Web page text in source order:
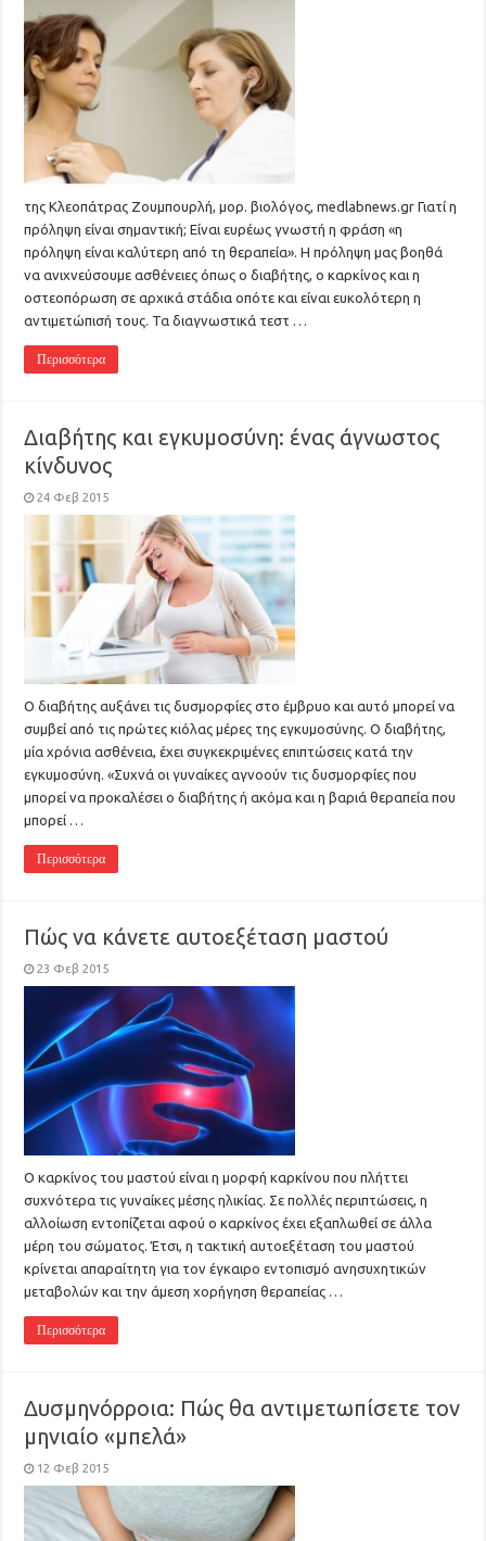
της Κλεοπάτρας Ζουμπουρλή, μορ. βιολόγος, medlabnews.gr Γιατί η
πρόληψη είναι σημαντική; Είναι ευρέως γνωστή η φράση «η
πρόληψη είναι καλύτερη από τη θεραπεία». Η πρόληψη μας βοηθά
να ανιχνεύσουμε ασθένειες όπως ο διαβήτης, ο καρκίνος και η
οστεοπόρωση σε αρχικά στάδια οπότε και είναι ευκολότερη η
αντιμετώπισή τους. Τα διαγνωστικά τεστ …
Περισσότερα
Διαβήτης και εγκυμοσύνη: ένας άγνωστος
κίνδυνος
24 Φεβ 2015
Ο διαβήτης αυξάνει τις δυσμορφίες στο έμβρυο και αυτό μπορεί να
συμβεί από τις πρώτες κιόλας μέρες της εγκυμοσύνης. Ο διαβήτης,
μία χρόνια ασθένεια, έχει συγκεκριμένες επιπτώσεις κατά την
εγκυμοσύνη. «Συχνά οι γυναίκες αγνοούν τις δυσμορφίες που
μπορεί να προκαλέσει ο διαβήτης ή ακόμα και η βαριά θεραπεία που
μπορεί …
Περισσότερα
Πώς να κάνετε αυτοεξέταση μαστού
23 Φεβ 2015
Ο καρκίνος του μαστού είναι η μορφή καρκίνου που πλήττει
συχνότερα τις γυναίκες μέσης ηλικίας. Σε πολλές περιπτώσεις, η
αλλοίωση εντοπίζεται αφού ο καρκίνος έχει εξαπλωθεί σε άλλα
μέρη του σώματος. Έτσι, η τακτική αυτοεξέταση του μαστού
κρίνεται απαραίτητη για τον έγκαιρο εντοπισμό ανησυχητικών
μεταβολών και την άμεση χορήγηση θεραπείας …
Περισσότερα
Δυσμηνόρροια: Πώς θα αντιμετωπίσετε τον
μηνιαίο «μπελά»
12 Φεβ 2015